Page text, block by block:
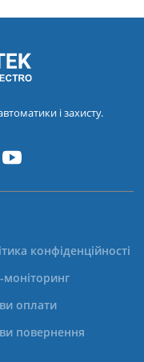
і захисту.
конфіденційності
моніторинг
оплати
повернення